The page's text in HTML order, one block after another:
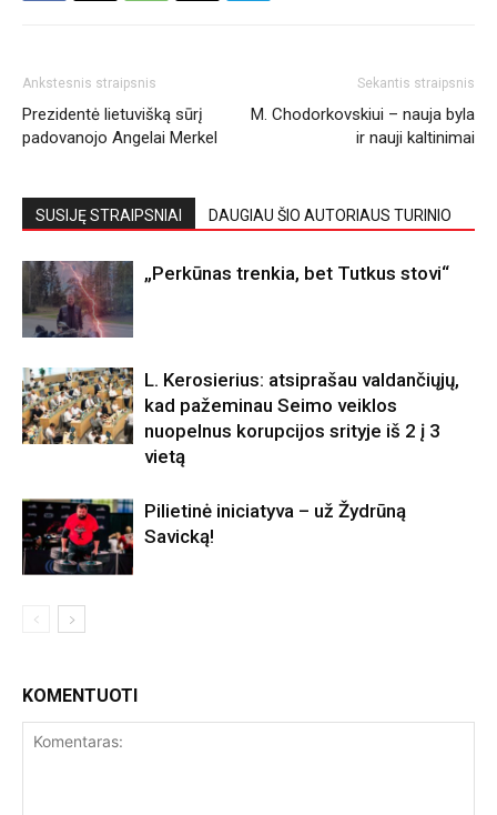
Ankstesnis straipsnis
Prezidentė lietuvišką sūrį
padovanojo Angelai Merkel
Sekantis straipsnis
M. Chodorkovskiui – nauja byla
ir nauji kaltinimai
SUSIJĘ STRAIPSNIAI DAUGIAU ŠIO AUTORIAUS TURINIO
„Perkūnas trenkia, bet Tutkus stovi“
L. Kerosierius: atsiprašau valdančiųjų,
kad pažeminau Seimo veiklos
nuopelnus korupcijos srityje iš 2 į 3
vietą
Pilietinė iniciatyva – už Žydrūną
Savicką!
KOMENTUOTI